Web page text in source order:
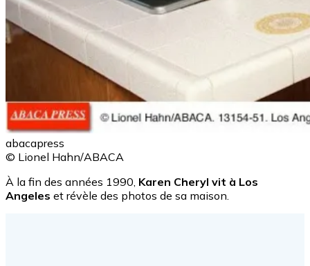
abacapress
© Lionel Hahn/ABACA
À la fin des années 1990, Karen Cheryl vit à Los
Angeles et révèle des photos de sa maison.